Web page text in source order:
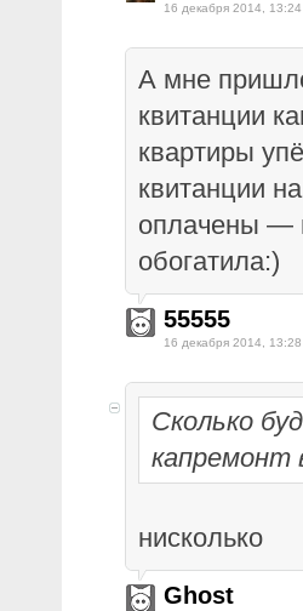
16 декабря 2014, 13:24
А мне
квитанции
квартиры
квитанции
оплачены —
обогатила:)
55555
16 декабря 2014, 13:28
Сколько
капремонт
нисколько
Ghost